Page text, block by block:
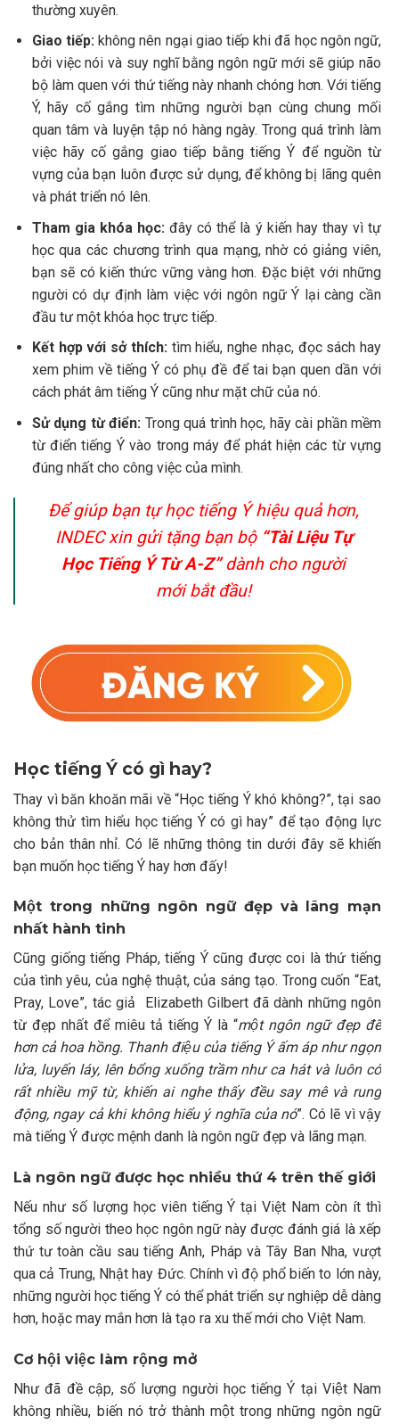
thường xuyên.
Giao tiếp: không nên ngại giao tiếp khi đã học ngôn ngữ,
bởi việc nói và suy nghĩ bằng ngôn ngữ mới sẽ giúp não
bộ làm quen với thứ tiếng này nhanh chóng hơn. Với tiếng
Ý, hãy cố gắng tìm những người bạn cùng chung mối
quan tâm và luyện tập nó hàng ngày. Trong quá trình làm
việc hãy cố gắng giao tiếp bằng tiếng Ý để nguồn từ
vựng của bạn luôn được sử dụng, để không bị lãng quên
và phát triển nó lên.
Tham gia khóa học: đây có thể là ý kiến hay thay vì tự
học qua các chương trình qua mạng, nhờ có giảng viên,
bạn sẽ có kiến thức vững vàng hơn. Đặc biệt với những
người có dự định làm việc với ngôn ngữ Ý lại càng cần
đầu tư một khóa học trực tiếp.
Kết hợp với sở thích:tìm hiểu, nghe nhạc, đọc sách hay
xem phim về tiếng Ý có phụ đề để tai bạn quen dần với
cách phát âm tiếng Ý cũng như mặt chữ của nó.
Sử dụng từ điển: Trong quá trình học, hãy cài phần mềm
từ điển tiếng Ý vào trong máy để phát hiện các từ vựng
đúng nhất cho công việc của mình.
Để giúp bạn tự học tiếng Ý hiệu quả hơn,
INDEC xin gửi tặng bạn bộ “Tài Liệu Tự
Học Tiếng Ý Từ A-Z”dành cho người
mới bắt đầu!
Học tiếng Ý có gì hay?
Thay vì băn khoăn mãi về “Học tiếng Ý khó không?”, tại sao
không thử tìm hiểu học tiếng Ý có gì hay” để tạo động lực
cho bản thân nhỉ. Có lẽ những thông tin dưới đây sẽ khiến
bạn muốn học tiếng Ý hay hơn đấy!
Một trong những ngôn ngữ đẹp và lãng mạn
nhất hành tinh
Cũng giống tiếng Pháp, tiếng Ý cũng được coi là thứ tiếng
của tình yêu, của nghệ thuật, của sáng tạo. Trong cuốn “Eat,
Pray, Love”, tác giả Elizabeth Gilbert đã dành những ngôn
từ đẹp nhất để miêu tả tiếng Ý là “một ngôn ngữ đẹp đẽ
hơn cả hoa hồng. Thanh điệu của tiếng Ý ấm áp như ngọn
lửa, luyến láy, lên bổng xuống trầm như ca hát và luôn có
rất nhiều mỹ từ, khiến ai nghe thấy đều say mê và rung
động, ngay cả khi không hiểu ý nghĩa của nó”. Có lẽ vì vậy
mà tiếng Ý được mệnh danh là ngôn ngữ đẹp và lãng mạn.
Là ngôn ngữ được học nhiều thứ 4 trên thế giới
Nếu như số lượng học viên tiếng Ý tại Việt Nam còn ít thì
tổng số người theo học ngôn ngữ này được đánh giá là xếp
thứ tư toàn cầu sau tiếng Anh, Pháp và Tây Ban Nha, vượt
qua cả Trung, Nhật hay Đức. Chính vì độ phổ biến to lớn này,
những người học tiếng Ý có thể phát triển sự nghiệp dễ dàng
hơn, hoặc may mắn hơn là tạo ra xu thế mới cho Việt Nam.
Cơ hội việc làm rộng mở
Như đã đề cập, số lượng người học tiếng Ý tại Việt Nam
không nhiều, biến nó trở thành một trong những ngôn ngữ